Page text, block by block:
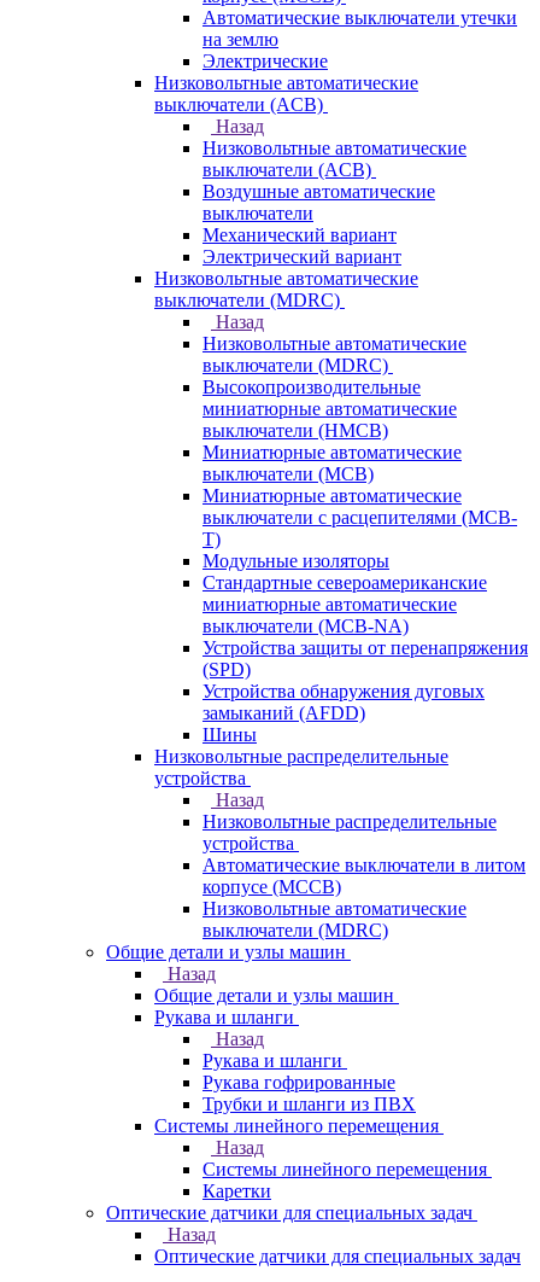
Автоматические выключатели утечки
на землю
Электрические
Низковольтные автоматические
выключатели (ACB)
Назад
Низковольтные автоматические
выключатели (ACB)
Воздушные автоматические
выключатели
Механический вариант
Электрический вариант
Низковольтные автоматические
выключатели (MDRC)
Назад
Низковольтные автоматические
выключатели (MDRC)
Высокопроизводительные
миниатюрные автоматические
выключатели (HMCB)
Миниатюрные автоматические
выключатели (MCB)
Миниатюрные автоматические
выключатели с расцепителями (MCB-
T)
Модульные изоляторы
Стандартные североамериканские
миниатюрные автоматические
выключатели (MCB-NA)
Устройства защиты от перенапряжения
(SPD)
Устройства обнаружения дуговых
замыканий (AFDD)
Шины
Низковольтные распределительные
устройства
Назад
Низковольтные распределительные
устройства
Автоматические выключатели в литом
корпусе (MCCB)
Низковольтные автоматические
выключатели (MDRC)
Общие детали и узлы машин
Назад
Общие детали и узлы машин
Рукава и шланги
Назад
Рукава и шланги
Рукава гофрированные
Трубки и шланги из ПВХ
Системы линейного перемещения
Назад
Системы линейного перемещения
Каретки
Оптические датчики для специальных задач
Назад
Оптические датчики для специальных задач